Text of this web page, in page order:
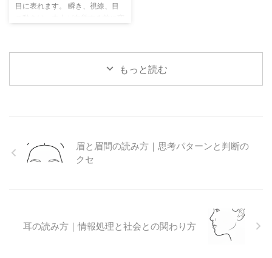
っている形に寄せる」「なんとな
目に表れます。 瞬き、視線、目
ン」として整理します。 コント
ロールできない目の反応｜ストレ
隠すとき・耐えているときに生じ
るストレスである 目の動きに
もっと読む
眉と眉間の読み方｜思考パターンと判断の
クセ
耳の読み方｜情報処理と社会との関わり方